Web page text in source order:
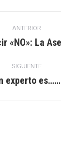
ANTERIOR
Entrada
«NO»: La
SIGUIENTE
Entrada
experto es……